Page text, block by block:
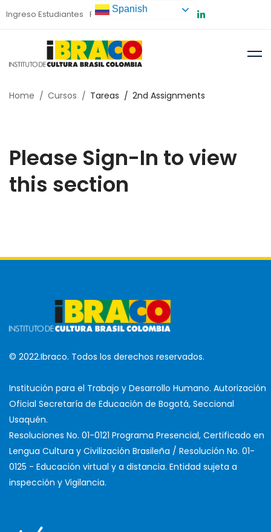
Ingreso Estudiantes Preinscripción
Home Cursos Tareas 2nd Assignments
Please Sign-In to view
this section
© 2022.Ibraco. Todos los derechos reservados.
Institución para el Trabajo y Desarrollo Humano. Autorización
Oficial Secretaría de Educación de Bogotá, Seccional
Usaquén.
Resoluciones No. 01-0121 Programa Presencial, Certificado en
Lengua Cultura y Civilización Brasileña / Resolución No. 01-
0125 - Educación virtual y a distancia. Entidad sujeta a
inspección y Vigilancia.
Spanish